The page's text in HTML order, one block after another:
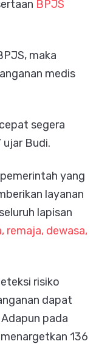
BPJS
maka
medis
segera
Budi.
yang
layanan
lapisan
remaja, dewasa,
risiko
dapat
pada
menargetkan 136